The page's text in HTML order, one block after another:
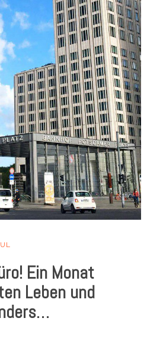
Ein Monat
Leben und